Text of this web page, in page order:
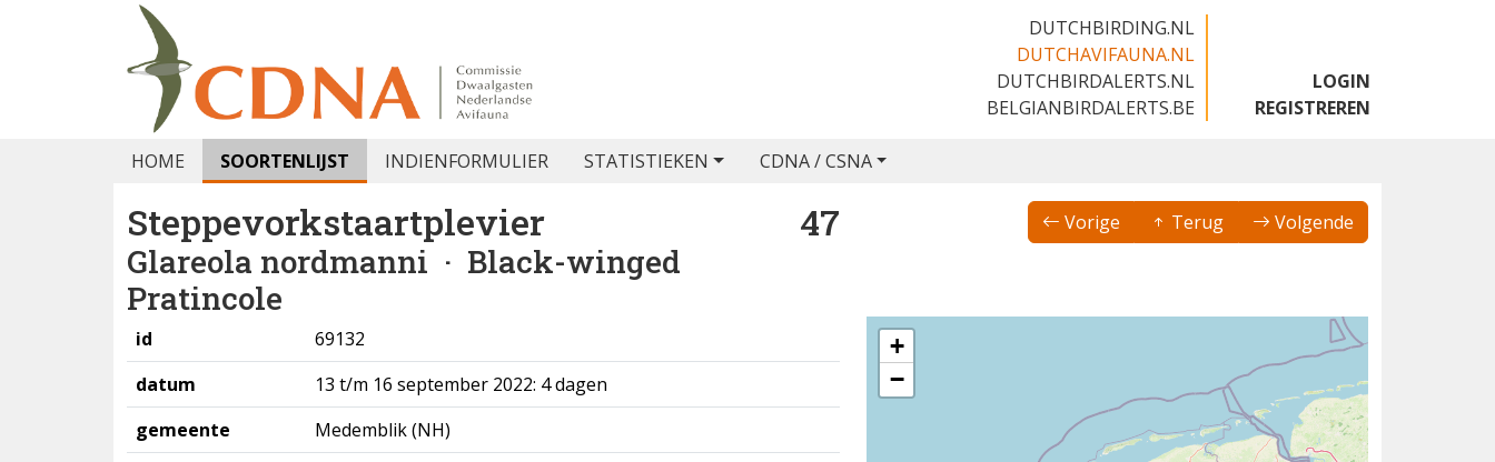
DUTCHBIRDING.NL
DUTCHAVIFAUNA.NL
DUTCHBIRDALERTS.NL
BELGIANBIRDALERTS.BE
LOGIN
REGISTREREN
HOME SOORTENLIJST INDIENFORMULIER STATISTIEKEN CDNA / CSNA
Steppevorkstaartplevier 47
Glareola nordmanni · Black-winged
Pratincole
Vorige Terug Volgende
id
69132
datum
13 t/m 16 september 2022: 4 dagen
gemeente
Medemblik (NH)
+
−